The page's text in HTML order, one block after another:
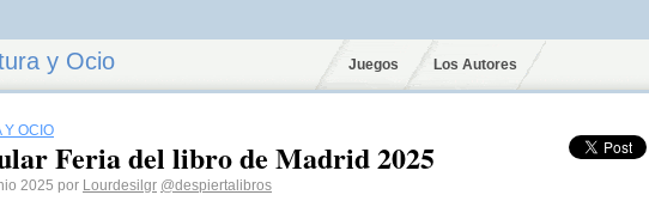
y Ocio Juegos Los Autores
Y OCIO
Feria del libro de Madrid 2025
2025 por Lourdesilgr @despiertalibros